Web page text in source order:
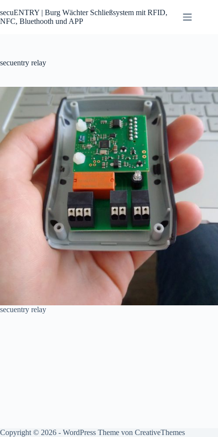
Inhalt
springen
secuENTRY | Burg Wächter Schließsystem mit RFID,
NFC, Bluethooth und APP
secuentry relay
secuentry relay
Copyright © 2026 - WordPress Theme von CreativeThemes